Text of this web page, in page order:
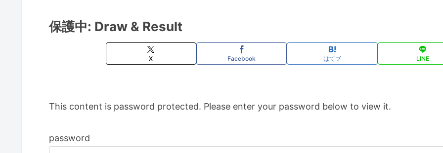
保護中: Draw & Result
X Facebook はてブ LINE
This content is password protected. Please enter your password below to view it.
password